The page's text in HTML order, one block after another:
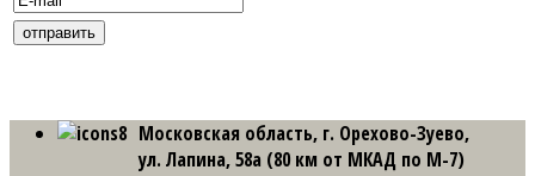
Московская область, г. Орехово-Зуево,
ул. Лапина, 58а (80 км от МКАД по М-7)